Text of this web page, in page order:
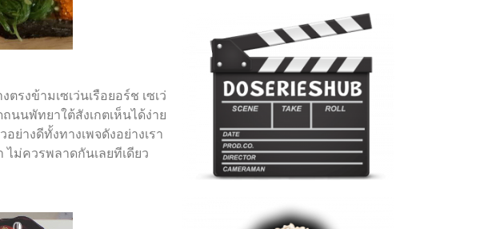
งข้ามเซเว่นเรือยอร์ช เซเว่
นพัทยาใต้สังเกตเห็นได้ง่าย
ย่างดีทั้งทางเพจดังอย่างเรา
ม่ควรพลาดกันเลยทีเดียว